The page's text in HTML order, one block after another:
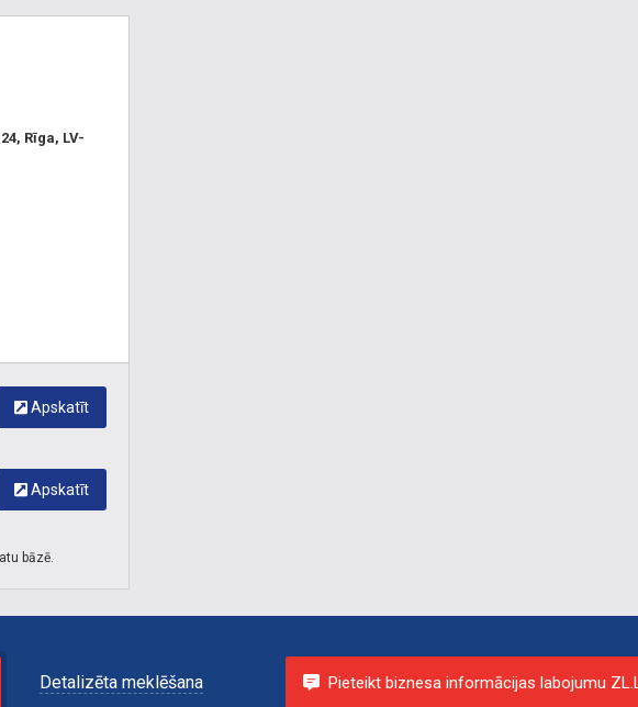
Rīga, LV-
Apskatīt
Apskatīt
bāzē.
Detalizēta meklēšana Pieteikt biznesa informācijas labojumu